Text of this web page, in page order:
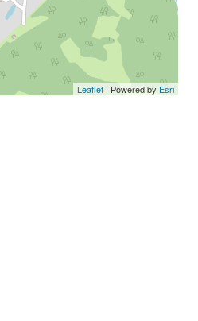
Leaflet | Powered by Esri